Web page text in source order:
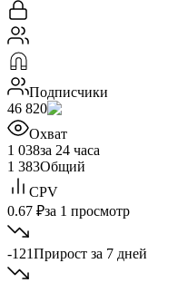
Подписчики
46 820
Охват
1 038за 24 часа
1 383Общий
CPV
0.67 ₽за 1 просмотр
-121Прирост за 7 дней